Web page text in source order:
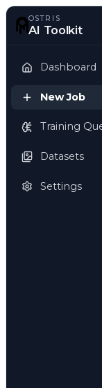
AI Toolkit